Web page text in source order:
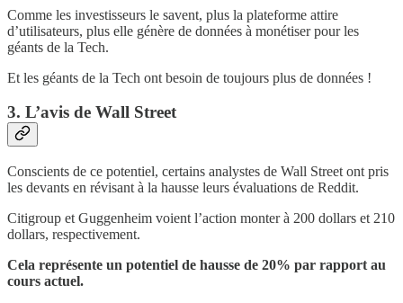
Comme les investisseurs le savent, plus la plateforme attire
d’utilisateurs, plus elle génère de données à monétiser pour les
géants de la Tech.
Et les géants de la Tech ont besoin de toujours plus de données !
3. L’avis de Wall Street
Conscients de ce potentiel, certains analystes de Wall Street ont pris
les devants en révisant à la hausse leurs évaluations de Reddit.
Citigroup et Guggenheim voient l’action monter à 200 dollars et 210
dollars, respectivement.
Cela représente un potentiel de hausse de 20% par rapport au
cours actuel.